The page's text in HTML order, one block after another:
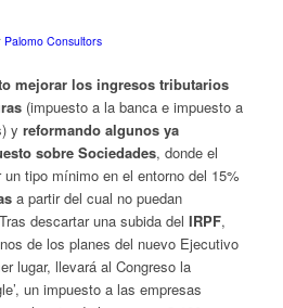
Palomo Consultors
mejorar los ingresos tributarios
(impuesto a la banca e impuesto a
y reformando algunos ya
sobre Sociedades, donde el
tipo mínimo en el entorno del 15%
a partir del cual no puedan
descartar una subida del IRPF,
de los planes del nuevo Ejecutivo
lugar, llevará al Congreso la
un impuesto a las empresas